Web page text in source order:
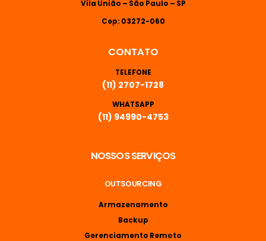
Vila União – São Paulo – SP
Cep: 03272-060
CONTATO
TELEFONE
(11) 2707-1728
WHATSAPP
(11) 94990-4753
NOSSOS SERVIÇOS
OUTSOURCING
Armazenamento
Backup
Gerenciamento Remoto